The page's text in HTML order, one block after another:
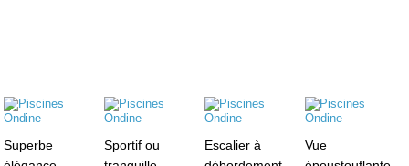
Superbe
Sportif ou
Escalier à
Vue